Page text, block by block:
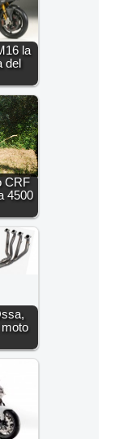
la
del
CRF
4500